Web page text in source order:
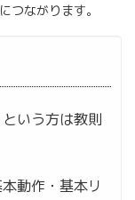
つながります。
いう方は教則
動作・基本リ